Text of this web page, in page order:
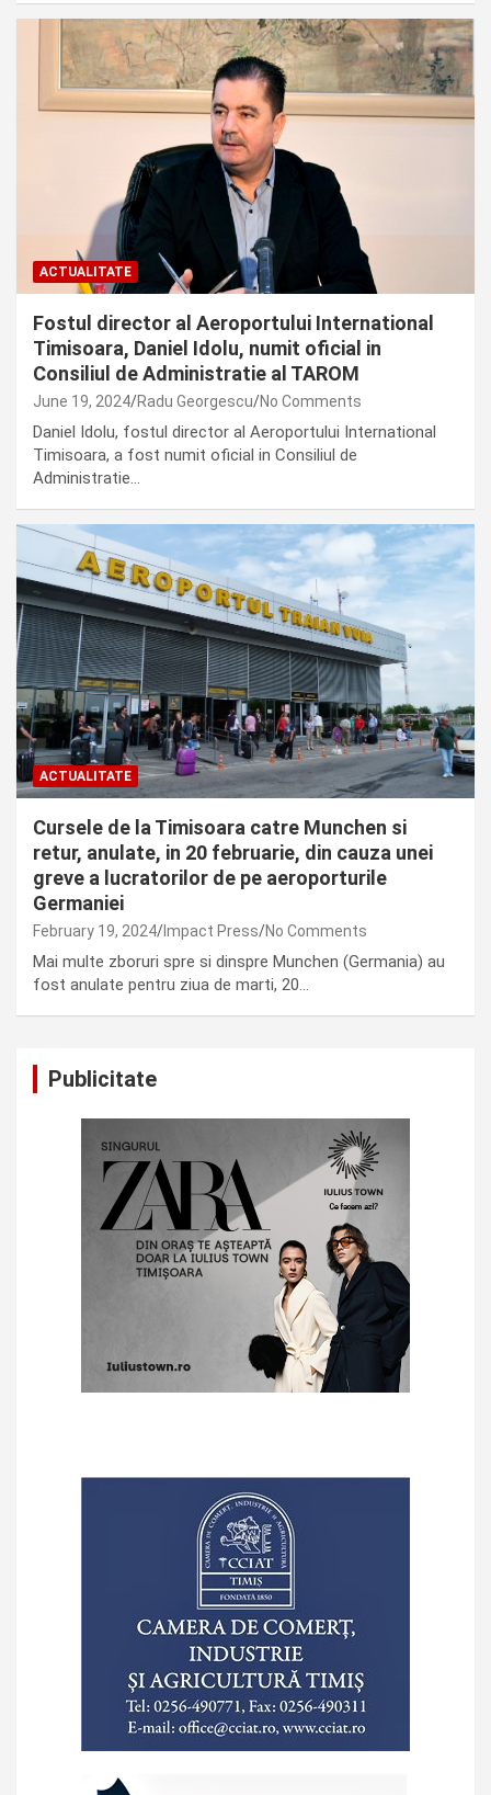
ACTUALITATE
Fostul director al Aeroportului International
Timisoara, Daniel Idolu, numit oficial in
Consiliul de Administratie al TAROM
June 19, 2024 Radu Georgescu No Comments
Daniel Idolu, fostul director al Aeroportului International
Timisoara, a fost numit oficial in Consiliul de
Administratie…
ACTUALITATE
Cursele de la Timisoara catre Munchen si
retur, anulate, in 20 februarie, din cauza unei
greve a lucratorilor de pe aeroporturile
Germaniei
February 19, 2024 Impact Press No Comments
Mai multe zboruri spre si dinspre Munchen (Germania) au
fost anulate pentru ziua de marti, 20…
Publicitate